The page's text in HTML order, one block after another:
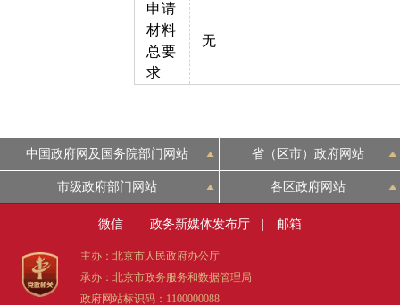
申请
材料
总要
求
无
中国政府网及国务院部门网站 省（区市）政府网站
市级政府部门网站 各区政府网站
微信 政务新媒体发布厅 邮箱
主办：北京市人民政府办公厅
承办：北京市政务服务和数据管理局
政府网站标识码：1100000088